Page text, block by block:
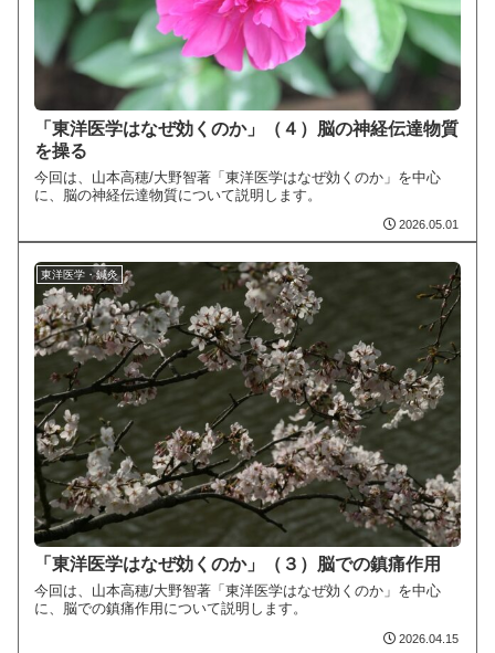
「東洋医学はなぜ効くのか」（４）脳の神経伝達物質
を操る
今回は、山本高穂/大野智著「東洋医学はなぜ効くのか」を中心
に、脳の神経伝達物質について説明します。
2026.05.01
東洋医学・鍼灸
「東洋医学はなぜ効くのか」（３）脳での鎮痛作用
今回は、山本高穂/大野智著「東洋医学はなぜ効くのか」を中心
に、脳での鎮痛作用について説明します。
2026.04.15